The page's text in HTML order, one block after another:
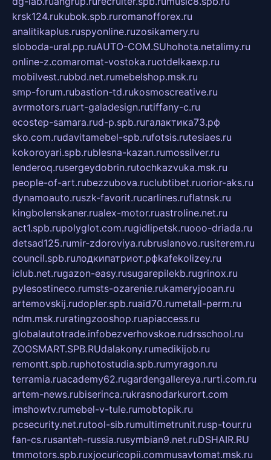
krsk124.rukubok.spb.ruromanofforex.ru
analitikaplus.ruspyonline.ruzosikamery.ru
sloboda-ural.pp.ruAUTO-COM.SUhohota.netalimy.ru
online-z.comaromat-vostoka.ruotdelkaexp.ru
mobilvest.rubbd.net.rumebelshop.msk.ru
smp-forum.rubastion-td.rukosmoscreative.ru
avrmotors.ruart-galadesign.rutiffany-c.ru
ecostep-samara.rud-p.spb.ruгалактика73.рф
sko.com.rudavitamebel-spb.rufotsis.rutesiaes.ru
kokoroyari.spb.rublesna-kazan.rumossilver.ru
lenderoq.rusergeydobrin.rutochkazvuka.msk.ru
people-of-art.rubezzubova.ruclubtibet.ruorior-aks.ru
dynamoauto.ruszk-favorit.rucarlines.ruflatnsk.ru
kingbolenskaner.rualex-motor.ruastroline.net.ru
act1.spb.rupolyglot.com.rugidlipetsk.ruooo-driada.ru
detsad125.rumir-zdoroviya.rubruslanovo.rusiterem.ru
council.spb.ruлодкипатриот.рфkafekolizey.ru
iclub.net.rugazon-easy.rusugarepilekb.rugrinox.ru
pylesostineco.rumsts-ozarenie.rukameryjooan.ru
artemovskij.rudopler.spb.ruaid70.rumetall-perm.ru
ndm.msk.ruratingzooshop.ruapiaccess.ru
globalautotrade.infobezverhovskoe.rudrsschool.ru
ZOOSMART.SPB.RUdalakony.rumedikijob.ru
remontt.spb.ruphotostudia.spb.rumyragon.ru
terramia.ruacademy62.rugardengallereya.rurti.com.ru
artem-news.rubiserinca.rukrasnodarkurort.com
imshowtv.rumebel-v-tule.rumobtopik.ru
pcsecurity.net.rutool-sib.rumultimetrunit.rusp-tour.ru
fan-cs.rusanteh-russia.rusymbian9.net.ruDSHAIR.RU
tmmotors.spb.ruxjocuricopii.commusavtomat.msk.ru